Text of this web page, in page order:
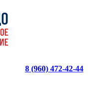
8 (960) 472-42-44